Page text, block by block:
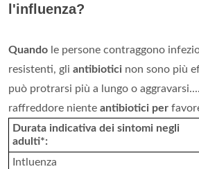
l'influenza?
Quando le persone contraggono
resistenti, gli antibiotici non sono più
può protrarsi più a lungo o
raffreddore niente antibiotici per
Durata indicativa dei sintomi negli
adulti*:
Intluenza